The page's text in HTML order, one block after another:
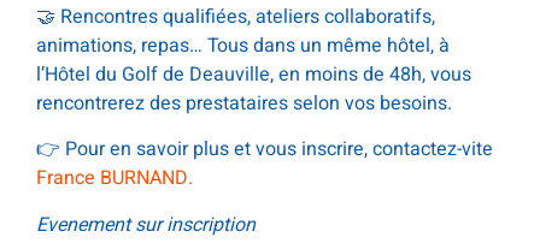
🤝 Rencontres qualifiées, ateliers collaboratifs,
animations, repas… Tous dans un même hôtel, à
l’Hôtel du Golf de Deauville, en moins de 48h, vous
rencontrerez des prestataires selon vos besoins.
👉 Pour en savoir plus et vous inscrire, contactez-vite
France BURNAND.
Evenement sur inscription